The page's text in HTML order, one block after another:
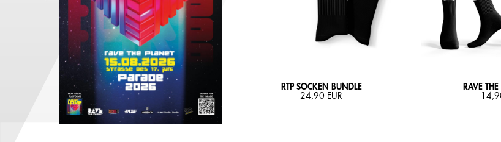
RTP SOCKEN BUNDLE
24,90 EUR
RAVE